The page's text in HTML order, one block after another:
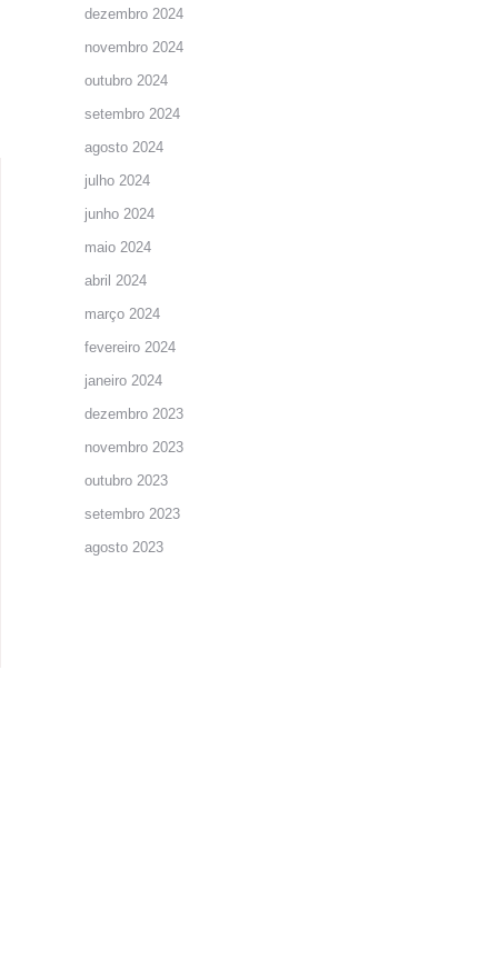
dezembro 2024
novembro 2024
outubro 2024
setembro 2024
agosto 2024
julho 2024
junho 2024
maio 2024
abril 2024
março 2024
fevereiro 2024
janeiro 2024
dezembro 2023
novembro 2023
outubro 2023
setembro 2023
agosto 2023